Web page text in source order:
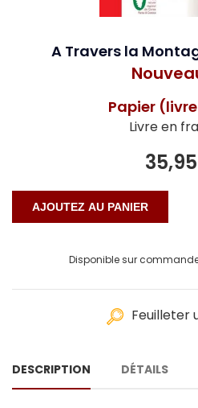
A Travers la
Papier
Livre en
Disponible sur
Feuilleter
DESCRIPTION DÉTAILS